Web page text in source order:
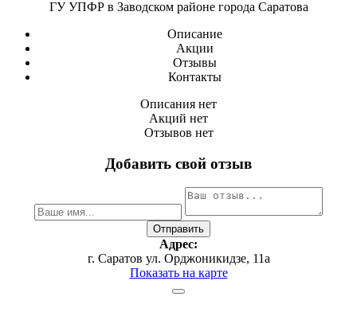
ГУ УПФР в Заводском районе города Саратова
Описание
Акции
Отзывы
Контакты
Описания нет
Акций нет
Отзывов нет
Добавить свой отзыв
Адрес:
г. Саратов ул. Орджоникидзе, 11а
Показать на карте